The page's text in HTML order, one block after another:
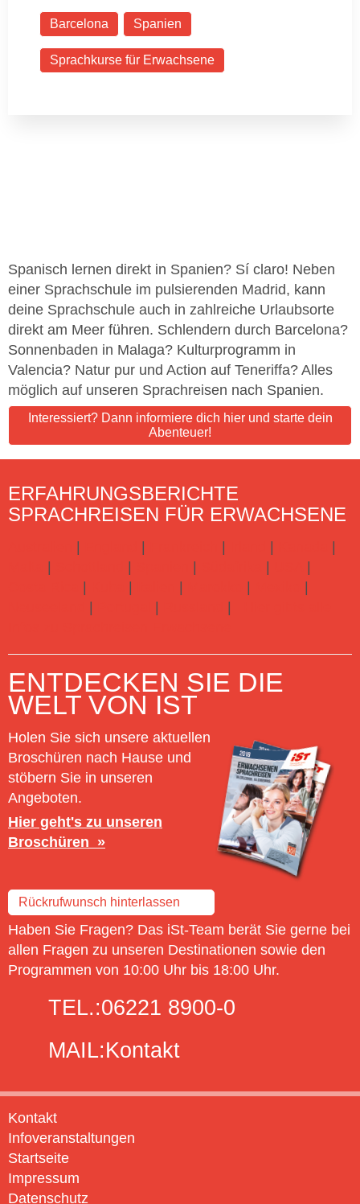
Barcelona Spanien
Sprachkurse für Erwachsene
Spanisch lernen direkt in Spanien? Sí claro! Neben
einer Sprachschule im pulsierenden Madrid, kann
deine Sprachschule auch in zahlreiche Urlaubsorte
direkt am Meer führen. Schlendern durch Barcelona?
Sonnenbaden in Malaga? Kulturprogramm in
Valencia? Natur pur und Action auf Teneriffa? Alles
möglich auf unseren Sprachreisen nach Spanien.
Interessiert? Dann informiere dich hier und starte dein
Abenteuer!
ERFAHRUNGSBERICHTE
SPRACHREISEN FÜR ERWACHSENE
| | | |
|
| | | |
|
| | | |
|
| | |
ENTDECKEN SIE DIE
WELT VON IST
Holen Sie sich unsere aktuellen
Broschüren nach Hause und
stöbern Sie in unseren
Angeboten.
Hier geht's zu unseren
Broschüren
Rückrufwunsch hinterlassen
Haben Sie Fragen? Das iSt-Team berät Sie gerne bei
allen Fragen zu unseren Destinationen sowie den
Programmen von 10:00 Uhr bis 18:00 Uhr.
TEL.:06221 8900-0
MAIL:Kontakt
Kontakt
Infoveranstaltungen
Startseite
Impressum
Datenschutz